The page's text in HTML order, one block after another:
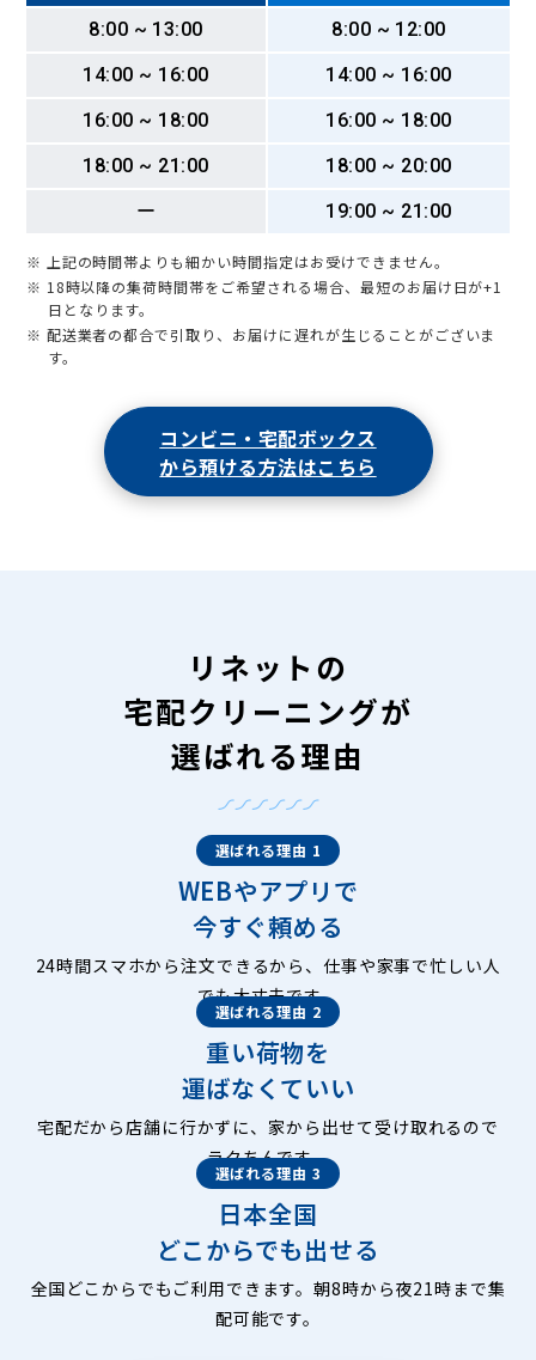
8:00 ~ 13:00
8:00 ~ 12:00
14:00 ~ 16:00
14:00 ~ 16:00
16:00 ~ 18:00
16:00 ~ 18:00
18:00 ~ 21:00
18:00 ~ 20:00
ー
19:00 ~ 21:00
※ 上記の時間帯よりも細かい時間指定はお受けできません。
※ 18時以降の集荷時間帯をご希望される場合、最短のお届け日が+1
日となります。
※ 配送業者の都合で引取り、お届けに遅れが生じることがございま
す。
コンビニ・宅配ボックス
から預ける方法はこちら
リネットの
宅配クリーニングが
選ばれる理由
選ばれる理由 1
WEBやアプリで
今すぐ頼める
24時間スマホから注文できるから、仕事や家事で忙しい人
でも大丈夫です。
選ばれる理由 2
重い荷物を
運ばなくていい
宅配だから店舗に行かずに、家から出せて受け取れるので
ラクちんです。
選ばれる理由 3
日本全国
どこからでも出せる
全国どこからでもご利用できます。朝8時から夜21時まで集
配可能です。